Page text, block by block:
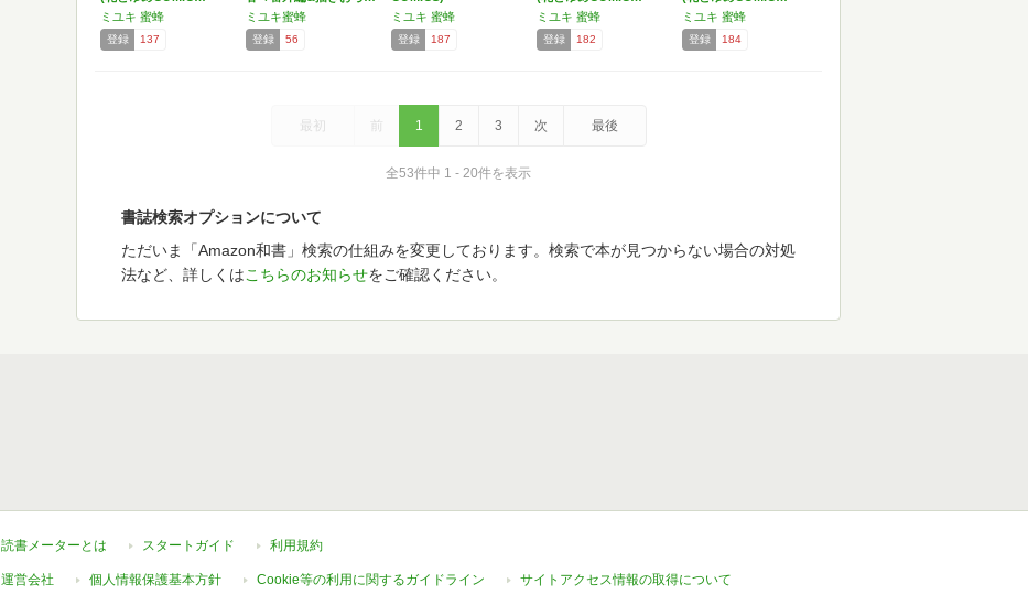
ミユキ 蜜蜂
登録 137
ミユキ蜜蜂
登録 56
ミユキ 蜜蜂
登録 187
ミユキ 蜜蜂
登録 182
ミユキ 蜜蜂
登録 184
最初 前 1 2 3 次 最後
全53件中 1 - 20件を表示
書誌検索オプションについて
ただいま「Amazon和書」検索の仕組みを変更しております。検索で本が見つからない場合の対処
法など、詳しくはこちらのお知らせをご確認ください。
読書メーターとは スタートガイド 利用規約
運営会社 個人情報保護基本方針 Cookie等の利用に関するガイドライン サイトアクセス情報の取得について